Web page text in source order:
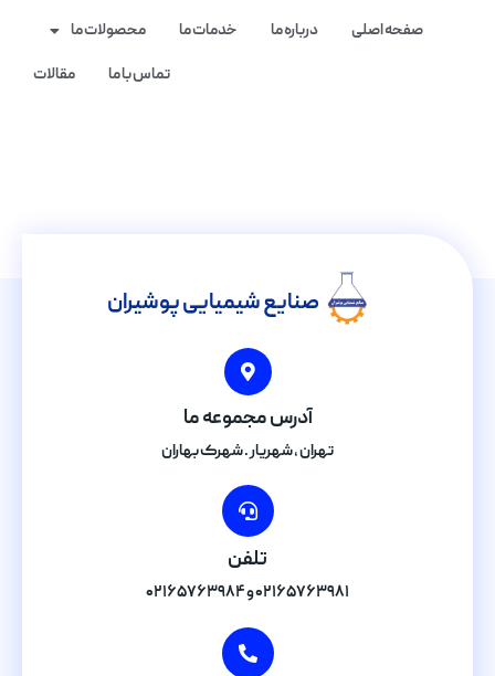
صفحه اصلی درباره ما خدمات ما
محصولات ما
تماس با ما
مقالات
صنایع شیمیایی پوشیران
آدرس مجموعه ما
تهران , شهریار . شهرک بهاران
تلفن
۰۲۱۶۵۷۶۳۹۸۱ و ۰۲۱۶۵۷۶۳۹۸۴